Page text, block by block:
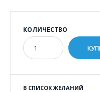
КОЛИЧЕСТВО
В СПИСОК ЖЕЛАНИЙ